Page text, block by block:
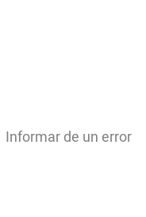
Informar de un error